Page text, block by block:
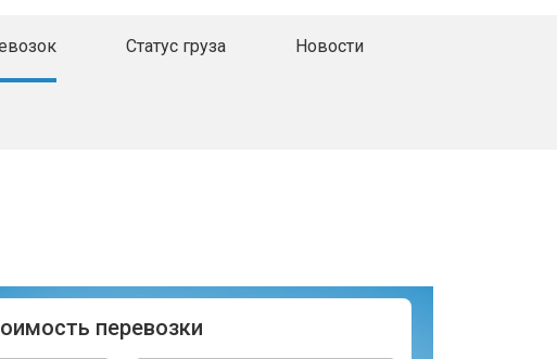
Статус груза Новости
перевозки